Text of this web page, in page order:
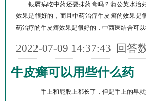
银屑病吃中药还要抹药膏吗？蒲公英水治
效果是很好的，而且中药治疗牛皮癣的效果是
药治疗的牛皮癣效果是很好的，中西医结合可
2022-07-09 14:37:43 回答
牛皮癣可以用些什么药
手上和屁股上都长了，但是手上的早就